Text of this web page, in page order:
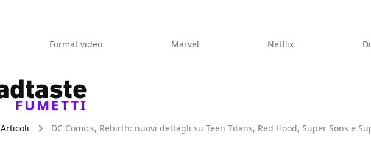
Format video Marvel Netflix
FUMETTI
Articoli DC Comics, Rebirth: nuovi dettagli su Teen Titans, Red Hood, Super Sons e